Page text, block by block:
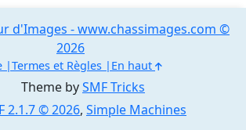
Theme bySMF Tricks
2.1.7 © 2026, Simple Machines
d'Images - www.chassimages.com ©
2026
Termes et Règles En haut